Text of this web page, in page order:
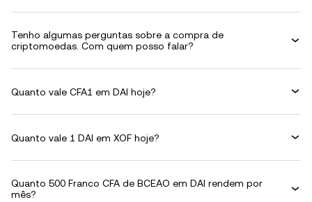
Tenho algumas perguntas sobre a compra de
criptomoedas. Com quem posso falar?
Quanto vale CFA1 em DAI hoje?
Quanto vale 1 DAI em XOF hoje?
Quanto 500 Franco CFA de BCEAO em DAI rendem por
mês?